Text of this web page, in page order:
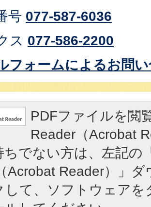
号 077-587-6036
ス 077-586-2200
フォームによるお問
PDFファイルを閲
Reader（Acrobat
ちでない方は、左記の
Acrobat Reader）」
して、ソフトウェア